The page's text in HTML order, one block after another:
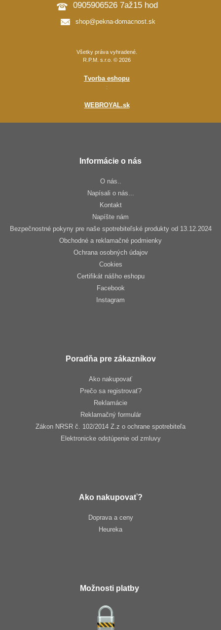
0905906526 7až15 hod
shop@pekna-domacnost.sk
Všetky práva vyhradené.
R.P.M. s.r.o. © 2026
Tvorba eshopu
:
WEBROYAL.sk
Informácie o nás
O nás..
Napísali o nás...
Kontakt
Napíšte nám
Bezpečnostné pokyny pre naše spotrebiteľské produkty od 13.12.2024
Obchodné a reklamačné podmienky
Ochrana osobných údajov
Cookies
Certifikát nášho eshopu
Facebook
Instagram
Poradňa pre zákazníkov
Ako nakupovať
Prečo sa registrovať?
Reklamácie
Reklamačný formulár
Zákon NRSR č. 102/2014 Z.z o ochrane spotrebiteľa
Elektronicke odstúpenie od zmluvy
Ako nakupovať?
Doprava a ceny
Heureka
Možnosti platby